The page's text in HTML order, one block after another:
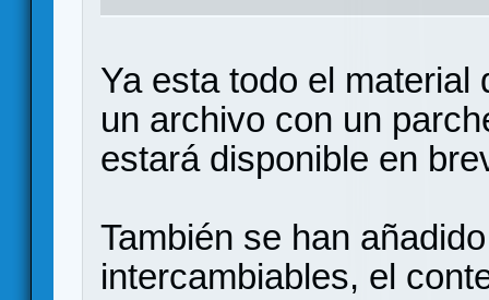
Ya esta todo el material
un archivo con un
estará disponible en
También se han
intercambiables, el